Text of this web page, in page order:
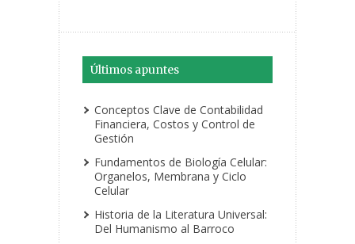
Últimos apuntes
Conceptos Clave de Contabilidad
Financiera, Costos y Control de
Gestión
Fundamentos de Biología Celular:
Organelos, Membrana y Ciclo
Celular
Historia de la Literatura Universal:
Del Humanismo al Barroco